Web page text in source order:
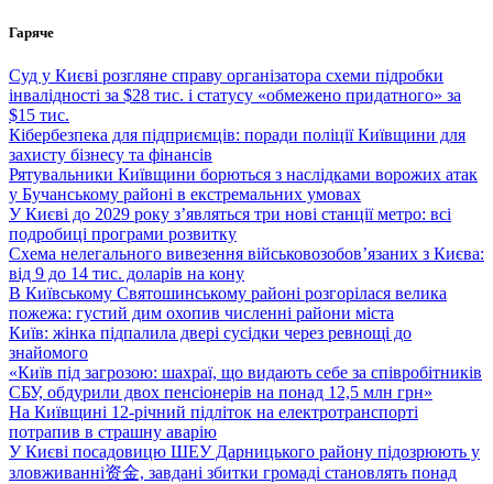
Перейти
вмісту
Гаряче
Суд у Києві розгляне справу організатора схеми підробки
інвалідності за $28 тис. і статусу «обмежено придатного» за
$15 тис.
Кібербезпека для підприємців: поради поліції Київщини для
захисту бізнесу та фінансів
Рятувальники Київщини борються з наслідками ворожих атак
у Бучанському районі в екстремальних умовах
У Києві до 2029 року з’являться три нові станції метро: всі
подробиці програми розвитку
Схема нелегального вивезення військовозобов’язаних з Києва:
від 9 до 14 тис. доларів на кону
В Київському Святошинському районі розгорілася велика
пожежа: густий дим охопив численні райони міста
Київ: жінка підпалила двері сусідки через ревнощі до
знайомого
«Київ під загрозою: шахраї, що видають себе за співробітників
СБУ, обдурили двох пенсіонерів на понад 12,5 млн грн»
На Київщині 12-річний підліток на електротранспорті
потрапив в страшну аварію
У Києві посадовицю ШЕУ Дарницького району підозрюють у
зловживанні资金, завдані збитки громаді становлять понад